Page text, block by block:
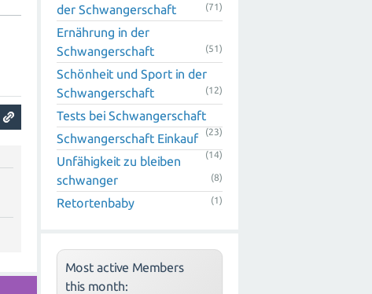
der Schwangerschaft
(71)
Ernährung in der
Schwangerschaft
(51)
Schönheit und Sport in der
Schwangerschaft
(12)
Tests bei Schwangerschaft
(23)
Schwangerschaft Einkauf
(14)
Unfähigkeit zu bleiben
schwanger
(8)
Retortenbaby (1)
Most active Members
this month: